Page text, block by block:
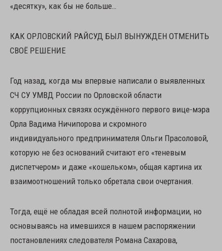
«десятку», как бы не больше…
КАК ОРЛОВСКИЙ РАЙСУД БЫЛ ВЫНУЖДЕН ОТМЕНИТЬ
СВОЁ РЕШЕНИЕ
Год назад, когда мы впервые написали о выявленных
СЧ СУ УМВД России по Орловской области
коррупционных связях осуждённого первого вице-мэра
Орла Вадима Ничипорова и скромного
индивидуального предпринимателя Ольги Прасоловой,
которую не без оснований считают его «теневым
диспетчером» и даже «кошельком», общая картина их
взаимоотношений только обретала свои очертания.
Тогда, ещё не обладая всей полнотой информации, но
основываясь на имевшихся в нашем распоряжении
постановлениях следователя Романа Сахарова,